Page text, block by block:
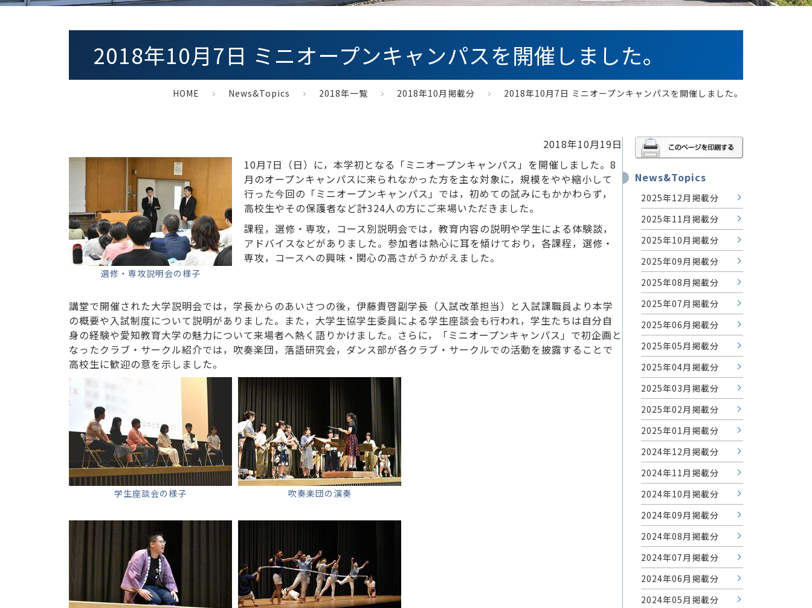
2018年10月7日 ミニオープンキャンパスを開催しました。
HOME News&Topics 2018年一覧 2018年10月掲載分 2018年10月7日 ミニオープンキャンパスを開催しました。
2018年10月19日
選修・専攻説明会の様子
10月7日（日）に，本学初となる「ミニオープンキャンパス」を開催しました。8
月のオープンキャンパスに来られなかった方を主な対象に，規模をやや縮小して
行った今回の「ミニオープンキャンパス」では，初めての試みにもかかわらず，
高校生やその保護者など計324人の方にご来場いただきました。
課程，選修・専攻，コース別説明会では，教育内容の説明や学生による体験談，
アドバイスなどがありました。参加者は熱心に耳を傾けており，各課程，選修・
専攻，コースへの興味・関心の高さがうかがえました。
講堂で開催された大学説明会では，学長からのあいさつの後，伊藤貴啓副学長（入試改革担当）と入試課職員より本学
の概要や入試制度について説明がありました。また，大学生協学生委員による学生座談会も行われ，学生たちは自分自
身の経験や愛知教育大学の魅力について来場者へ熱く語りかけました。さらに，「ミニオープンキャンパス」で初企画と
なったクラブ・サークル紹介では，吹奏楽団，落語研究会，ダンス部が各クラブ・サークルでの活動を披露することで
高校生に歓迎の意を示しました。
学生座談会の様子 吹奏楽団の演奏
News&Topics
2025年12月掲載分
2025年11月掲載分
2025年10月掲載分
2025年09月掲載分
2025年08月掲載分
2025年07月掲載分
2025年06月掲載分
2025年05月掲載分
2025年04月掲載分
2025年03月掲載分
2025年02月掲載分
2025年01月掲載分
2024年12月掲載分
2024年11月掲載分
2024年10月掲載分
2024年09月掲載分
2024年08月掲載分
2024年07月掲載分
2024年06月掲載分
2024年05月掲載分